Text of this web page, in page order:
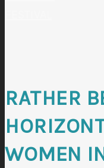
RATHER
WOMEN